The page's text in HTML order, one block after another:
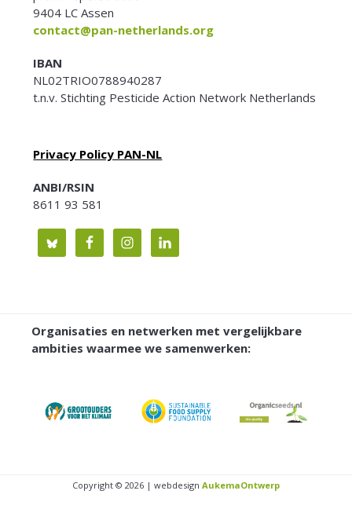
9404 LC Assen
contact@pan-netherlands.org
IBAN
NL02TRIO0788940287
t.n.v. Stichting Pesticide Action Network Netherlands
Privacy Policy PAN-NL
ANBI/RSIN
8611 93 581
Organisaties en netwerken met vergelijkbare
ambities waarmee we samenwerken:
Copyright © 2026 | webdesign AukemaOntwerp